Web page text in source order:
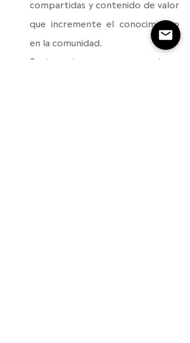
compartidas y contenido de valor
que incremente el conocimiento
en la comunidad.
Sorteos:
los sorteos te ayudan a